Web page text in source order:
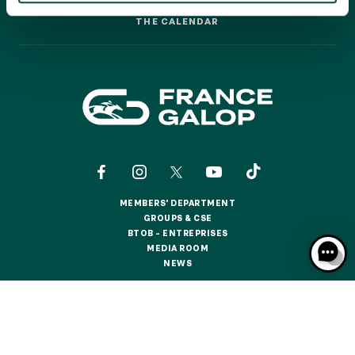
LA GARDEN PARTY - CYGAMES GRAND PRIX DE PARIS -
OFFERS, PASSES AND MEMBERSHIPS
SEASON TICKET OFFERS
THE CALENDAR
MEMBERS' DEPARTMENT
MEMBERS' DEPARTMENT
GROUPS & CSE
GROUPS & CSE
BTOB – ENTREPRISES
BTOB – ENTREPRISES
MEDIA ROOM
MEDIA ROOM
NEWS